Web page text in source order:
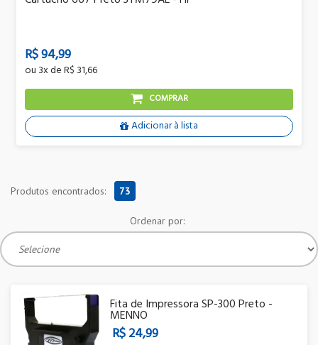
R$ 94,99
ou 3xdeR$ 31,66
COMPRAR
Adicionar à lista
Produtos encontrados: 73
Ordenar por:
Fita de Impressora SP-300 Preto -
MENNO
R$ 24,99